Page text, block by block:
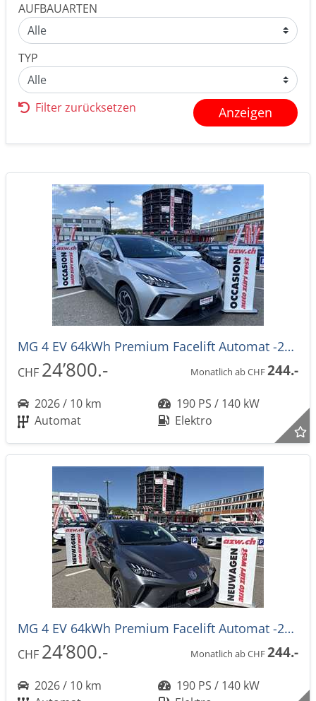
AUFBAUARTEN
TYP
Filter zurücksetzen Anzeigen
MG 4 EV 64kWh Premium Facelift Automat -27%
CHF 24’800.- Monatlich ab CHF244.-
2026 / 10 km
190 PS / 140 kW
Automat
Elektro
MG 4 EV 64kWh Premium Facelift Automat -27%
CHF 24’800.- Monatlich ab CHF244.-
2026 / 10 km
190 PS / 140 kW